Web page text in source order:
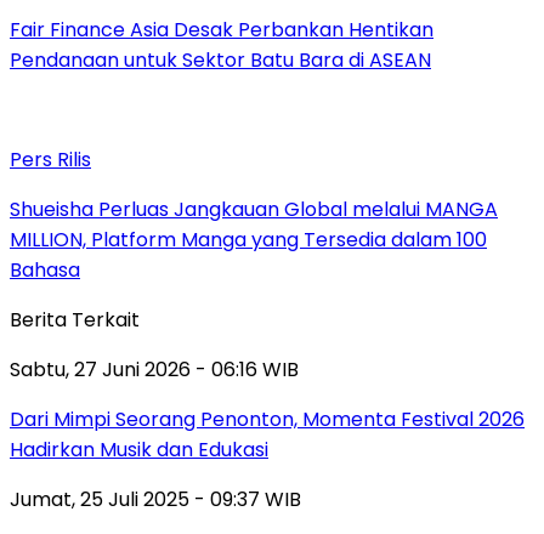
Fair Finance Asia Desak Perbankan Hentikan
Pendanaan untuk Sektor Batu Bara di ASEAN
Pers Rilis
Shueisha Perluas Jangkauan Global melalui MANGA
MILLION, Platform Manga yang Tersedia dalam 100
Bahasa
Berita Terkait
Sabtu, 27 Juni 2026 - 06:16 WIB
Dari Mimpi Seorang Penonton, Momenta Festival 2026
Hadirkan Musik dan Edukasi
Jumat, 25 Juli 2025 - 09:37 WIB